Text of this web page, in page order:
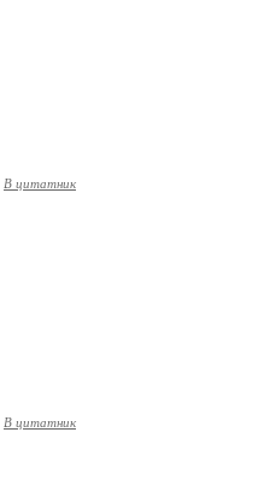
В цитатник
В цитатник